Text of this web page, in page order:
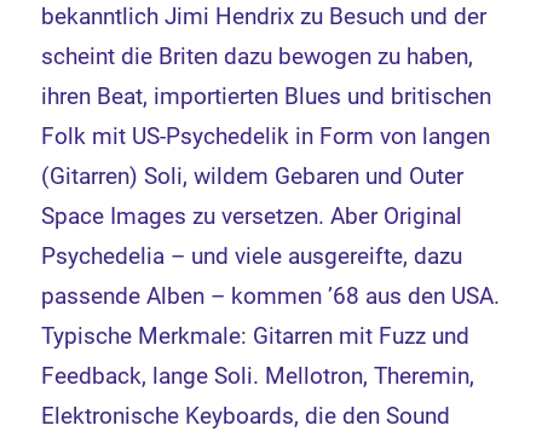
bekanntlich Jimi Hendrix zu Besuch und der
scheint die Briten dazu bewogen zu haben,
ihren Beat, importierten Blues und britischen
Folk mit US-Psychedelik in Form von langen
(Gitarren) Soli, wildem Gebaren und Outer
Space Images zu versetzen. Aber Original
Psychedelia – und viele ausgereifte, dazu
passende Alben – kommen ’68 aus den USA.
Typische Merkmale: Gitarren mit Fuzz und
Feedback, lange Soli. Mellotron, Theremin,
Elektronische Keyboards, die den Sound